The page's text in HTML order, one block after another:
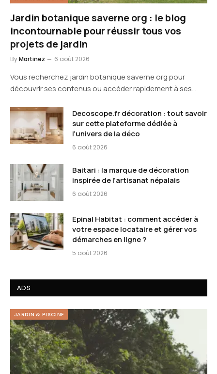
Jardin botanique saverne org : le blog
incontournable pour réussir tous vos
projets de jardin
ByMartinez 6 août 2026
Vous recherchez jardin botanique saverne org pour
découvrir ses contenus ou accéder rapidement à ses…
Decoscope.fr décoration : tout savoir
sur cette plateforme dédiée à
l’univers de la déco
6 août 2026
Baitari : la marque de décoration
inspirée de l’artisanat népalais
6 août 2026
Epinal Habitat : comment accéder à
votre espace locataire et gérer vos
démarches en ligne ?
5 août 2026
ADS
JARDIN & PISCINE